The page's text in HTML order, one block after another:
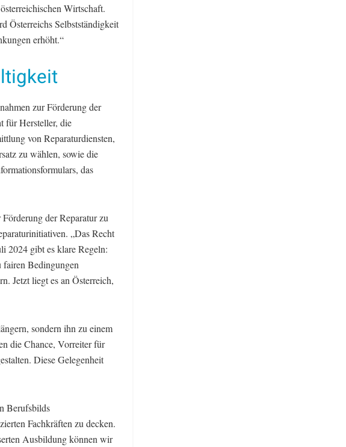
Wirtschaft.
Österreichs Selbstständigkeit
erhöht.“
zur Förderung der
für Hersteller, die
von Reparaturdiensten,
zu wählen, sowie die
das
der Reparatur zu
„Das Recht
2024 gibt es klare Regeln:
fairen Bedingungen
Jetzt liegt es an Österreich,
sondern ihn zu einem
die Chance, Vorreiter für
Diese Gelegenheit
Berufsbilds
Fachkräften zu decken.
Ausbildung können wir